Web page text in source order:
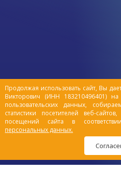
Продолжая использовать сайт, Вы
Викторович (ИНН 183210496401)
пользовательских данных,
статистики посетителей веб-
посещений сайта в
персональных данных.
падения.